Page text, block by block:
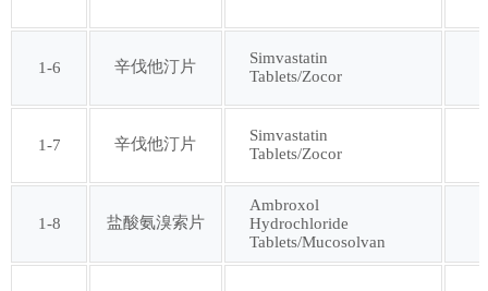
第三十批
第三十一批 第三十二批
第三十三批 第三十四批
1-6 辛伐他汀片
Simvastatin
Tablets/Zocor
1-7 辛伐他汀片
Simvastatin
Tablets/Zocor
1-8 盐酸氨溴索片
Ambroxol
Hydrochloride
Tablets/Mucosolvan